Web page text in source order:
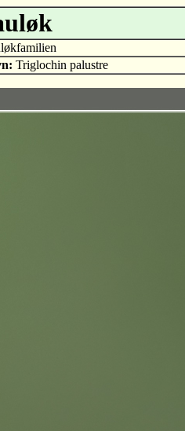
Triglochin palustre